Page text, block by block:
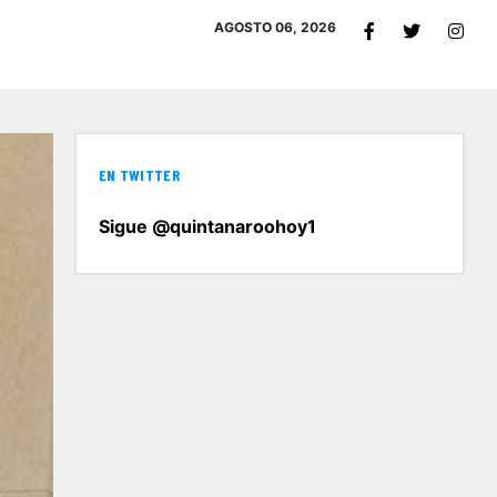
AGOSTO 06, 2026
EN TWITTER
Sigue @quintanaroohoy1